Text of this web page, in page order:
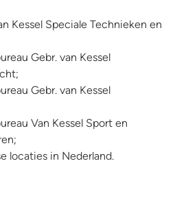
Kessel Speciale Technieken en
Gebr. van Kessel
Gebr. van Kessel
Van Kessel Sport en
locaties in Nederland.